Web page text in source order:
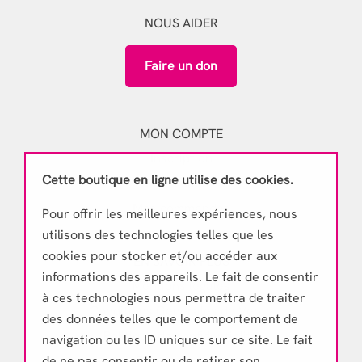
Cette boutique en ligne utilise des cookies.
Pour offrir les meilleures expériences, nous
utilisons des technologies telles que les
cookies pour stocker et/ou accéder aux
informations des appareils. Le fait de consentir
à ces technologies nous permettra de traiter
des données telles que le comportement de
navigation ou les ID uniques sur ce site. Le fait
NOUS AIDER
Faire un don
MON COMPTE
Inscription
Mon compte
Mes commandes
EN SAVOIR PLUS
Mentions légales
Conditions Générales de Vente
Politique de confidentialité